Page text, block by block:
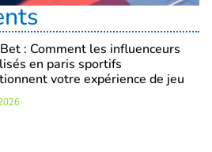
: Comment les influenceurs
en paris sportifs
votre expérience de jeu